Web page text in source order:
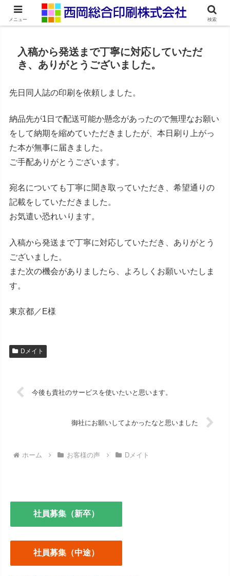
ネット印刷通販・オンデマンド印刷
入稿から発送まで丁寧に対応していただ
き、ありがとうございました。
先日同人誌の印刷を依頼しました。
納品先が1日で配送可能か懸念があったので無理なお願い
をして納期を縮めていただきましたが、本日刷り上がっ
た本が無事に届きました。
ご手配ありがとうございます。
宛名についても丁寧に聞き取っていただき、希望通りの
記載をしていただきました。
お気遣い恐れいります。
入稿から発送まで丁寧に対応していただき、ありがとう
ございました。
また次の機会がありましたら、よろしくお願いいたしま
す。
東京都／E様
Dメイト
今後も貴社のサービスを使いたいと思います。
御社にお願いしてよかったなと思いました
ホーム お客様の声 Dメイト
社員募集（新卒）
社員募集（中途）
メニュー 検索